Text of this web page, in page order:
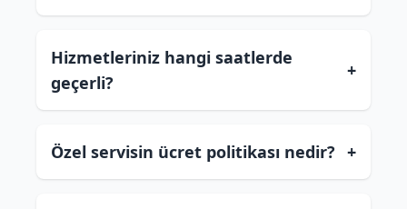
Hizmetleriniz hangi saatlerde
geçerli?
+
Özel servisin ücret politikası nedir? +